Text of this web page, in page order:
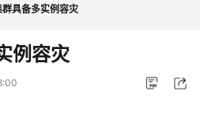
具备多实例容灾
例容灾